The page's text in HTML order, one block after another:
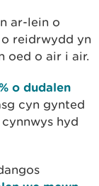
ar-lein o
reidrwydd yn
oed o air i air.
o dudalen
cyn gynted
hyd